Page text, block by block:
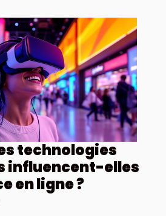
technologies
influencent-elles
en ligne ?